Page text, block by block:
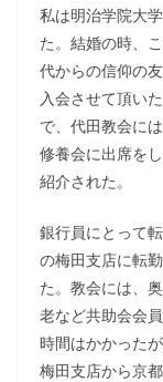
私は明治学院大
た。結婚の時、
代からの信仰の
入会させて頂い
で、代田教会に
修養会に出席を
紹介された。
銀行員にとって
の梅田支店に転
た。教会には、
老など共助会会
時間はかかった
梅田支店から京